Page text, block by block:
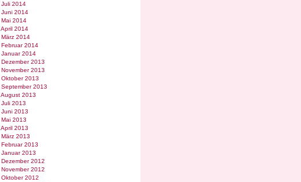
Juli 2014
Juni 2014
Mai 2014
April 2014
März 2014
Februar 2014
Januar 2014
Dezember 2013
November 2013
Oktober 2013
September 2013
August 2013
Juli 2013
Juni 2013
Mai 2013
April 2013
März 2013
Februar 2013
Januar 2013
Dezember 2012
November 2012
Oktober 2012